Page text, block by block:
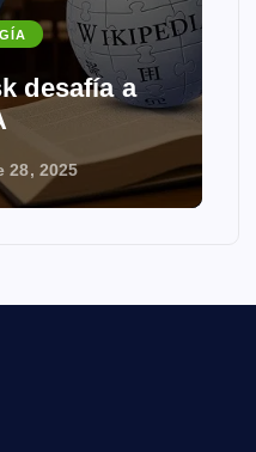
desafía a
28, 2025